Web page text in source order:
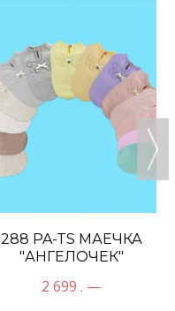
288 PA-TS МАЕЧКА
"АНГЕЛОЧЕК"
2 699 . —